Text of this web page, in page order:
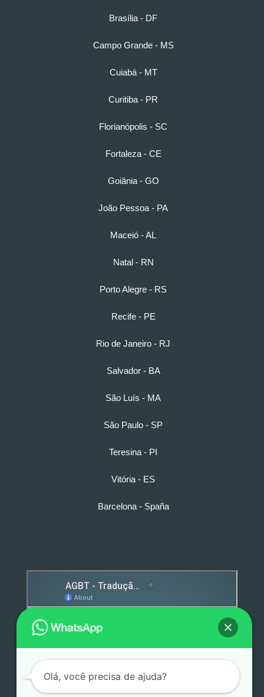
Brasília - DF
Campo Grande - MS
Cuiabá - MT
Curitiba - PR
Florianópolis - SC
Fortaleza - CE
Goiânia - GO
João Pessoa - PA
Maceió - AL
Natal - RN
Porto Alegre - RS
Recife - PE
Rio de Janeiro - RJ
Salvador - BA
São Luís - MA
São Paulo - SP
Teresina - PI
Vitória - ES
Barcelona - Spaña
Olá, você precisa de ajuda?